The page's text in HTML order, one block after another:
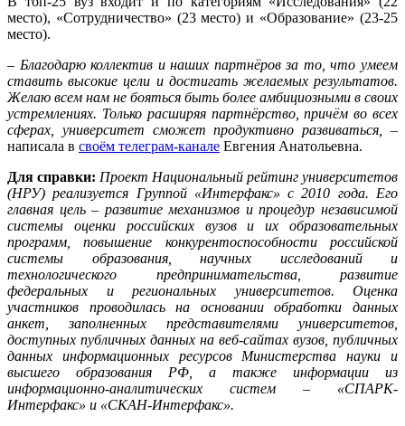
место), «Сотрудничество» (23 место) и «Образование» (23-25
место).
– Благодарю коллектив и наших партнёров за то, что умеем
ставить высокие цели и достигать желаемых результатов.
Желаю всем нам не бояться быть более амбициозными в своих
устремлениях. Только расширяя партнёрство, причём во всех
сферах, университет сможет продуктивно развиваться,
–
написала в своём телеграм-канале Евгения Анатольевна.
Для справки: Проект Национальный рейтинг университетов
(НРУ) реализуется Группой «Интерфакс» с 2010 года. Его
главная цель – развитие механизмов и процедур независимой
системы оценки российских вузов и их образовательных
программ, повышение конкурентоспособности российской
системы образования, научных исследований и
технологического предпринимательства, развитие
федеральных и региональных университетов. Оценка
участников проводилась на основании обработки данных
анкет, заполненных представителями университетов,
доступных публичных данных на веб-сайтах вузов, публичных
данных информационных ресурсов Министерства науки и
высшего образования РФ, а также информации из
информационно-аналитических систем – «СПАРК-
Интерфакс» и «СКАН-Интерфакс».